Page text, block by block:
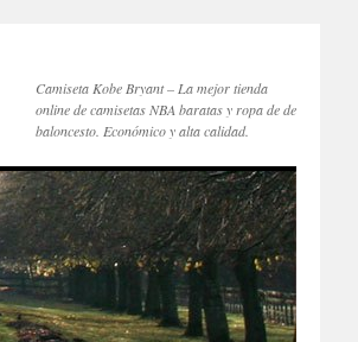
Camiseta Kobe Bryant – La mejor tienda
online de camisetas NBA baratas y ropa de de
baloncesto. Económico y alta calidad.